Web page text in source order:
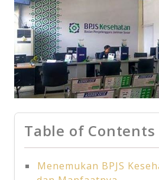
Table of Contents
Menemukan BPJS